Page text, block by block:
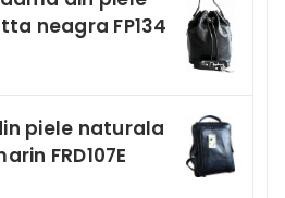
neagra FP134
piele naturala
FRD107E